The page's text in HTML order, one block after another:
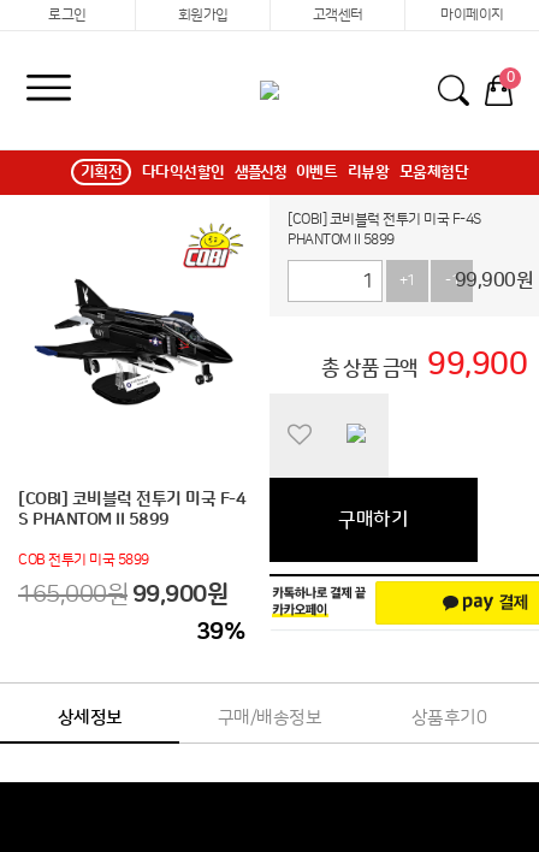
로그인 회원가입 고객센터 마이페이지
0
기획전 다다익선할인 샘플신청 이벤트 리뷰왕 모움체험단
[COBI] 코비블럭 전투기 미국 F-4
S PHANTOM II 5899
COB 전투기 미국 5899
165,000원 99,900원
39%
[COBI] 코비블럭 전투기 미국 F-4S
PHANTOM II 5899
+1 -199,900원
총 상품 금액 99,900
구매하기
상세정보 구매/배송정보 상품후기 0